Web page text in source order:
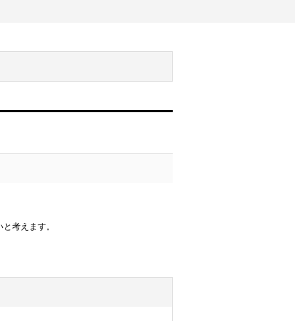
考えます。